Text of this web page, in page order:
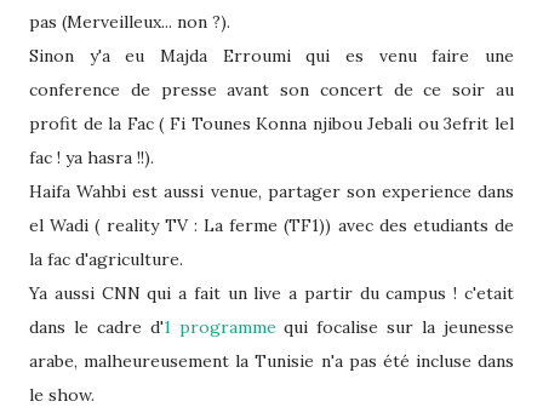
pas (Merveilleux... non ?).
Sinon y'a eu Majda Erroumi qui es venu faire une
conference de presse avant son concert de ce soir au
profit de la Fac ( Fi Tounes Konna njibou Jebali ou 3efrit lel
fac ! ya hasra !!).
Haifa Wahbi est aussi venue, partager son experience dans
el Wadi ( reality TV : La ferme (TF1)) avec des etudiants de
la fac d'agriculture.
Ya aussi CNN qui a fait un live a partir du campus ! c'etait
dans le cadre d'1 programme qui focalise sur la jeunesse
arabe, malheureusement la Tunisie n'a pas été incluse dans
le show.